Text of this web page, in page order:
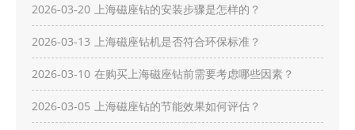
2026-03-20 上海磁座钻的安装步骤是怎样的？
2026-03-13 上海磁座钻机是否符合环保标准？
2026-03-10 在购买上海磁座钻前需要考虑哪些因素？
2026-03-05 上海磁座钻的节能效果如何评估？